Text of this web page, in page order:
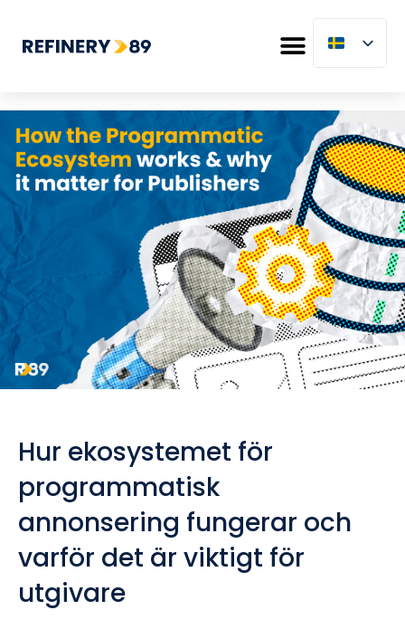
Hur ekosystemet för
programmatisk
annonsering fungerar och
varför det är viktigt för
utgivare